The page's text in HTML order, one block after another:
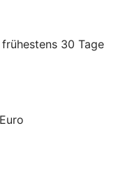
30 Tage